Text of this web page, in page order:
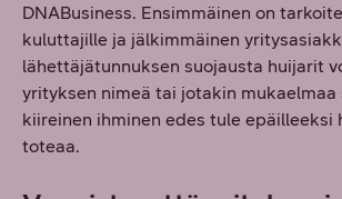
DNABusiness. Ensimmäinen on
kuluttajille ja jälkimmäinen
lähettäjätunnuksen suojausta huijarit
yrityksen nimeä tai jotakin mukaelmaa
kiireinen ihminen edes tule epäilleeksi
toteaa.